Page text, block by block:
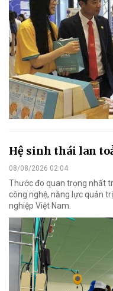
Hệ sinh thái lan
08/08/2026 02:04
Thước đo quan trọng nhất
công nghệ, năng lực quản
nghiệp Việt Nam.